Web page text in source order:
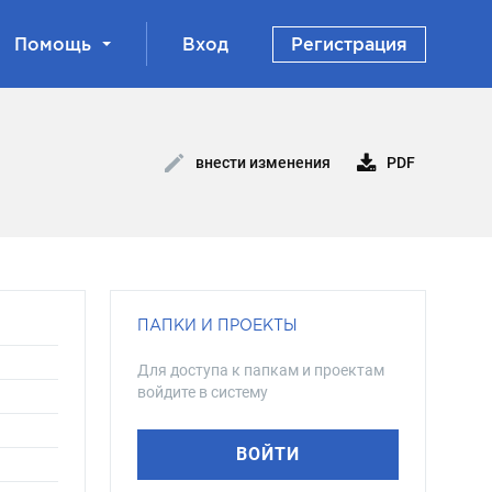
Помощь Вход Регистрация
внести изменения PDF
ПАПКИ И ПРОЕКТЫ
Для доступа к папкам и проектам
войдите в систему
ВОЙТИ